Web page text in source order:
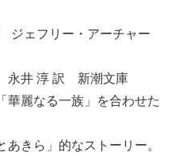
ジェフリー・アーチャー
潮文庫
華麗なる一族」を合わせた
きら」的なストーリー。